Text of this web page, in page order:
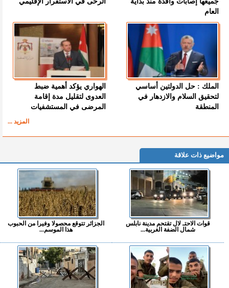
العام
الملك : حل الدولتين أساسي
لتحقيق السلام والازدهار في
المنطقة
الهواري يؤكد أهمية ضبط
العدوى لتقليل مدة إقامة
المرضى في المستشفيات
المزيد ...
مواضيع ذات علاقة
قوات الاحتـ لال تقتحم مدينة نابلس
شمال الضفة الغربية...
الجزائر تتوقع محصولا وفيرا من الحبوب
هذا الموسم...